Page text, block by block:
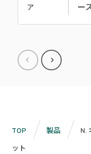
ア
ー
TOP 製品
N.
ット